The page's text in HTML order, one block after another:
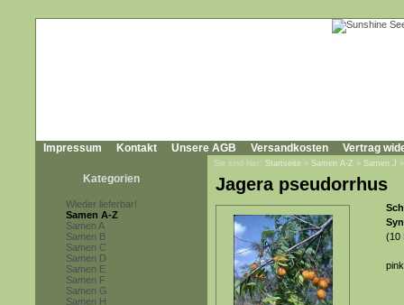
Impressum Kontakt Unsere AGB Versandkosten Vertrag
Kategorien
Wieder lieferbar!
Samen A-Z
Samen A
Samen B
Samen C
Samen D
Samen E
Samen F
Samen G
Samen H
Sie sind hier: Startseite » Samen A-Z » Samen J
Jagera pseudorrhus
(10